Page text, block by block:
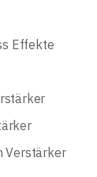
Effekte
Verstärker